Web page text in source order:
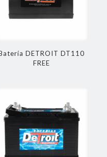
DETROIT DT110
FREE